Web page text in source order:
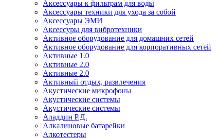
Аксессуары к фильтрам для воды
Аксессуары техники для ухода за собой
Аксессуары ЭМИ
Аксессуры для вибротехники
Активное оборудование для домашних сетей
Активное оборудование для корпоративных сетей
Активные 1.0
Активные 2.0
Активные 2.0
Активный отдых, развлечения
Акустические микрофоны
Акустические системы
Акустические системы
Аладдин Р.Д.
Алкалиновые батарейки
Алкотестеры